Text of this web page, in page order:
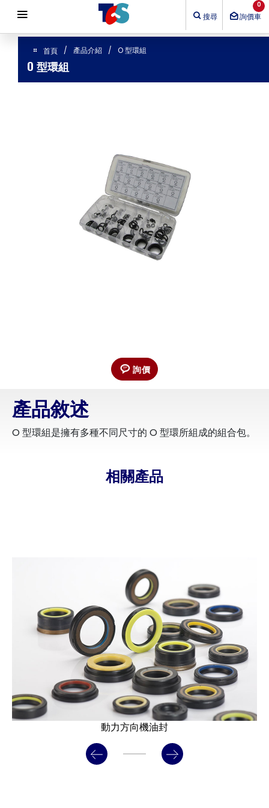
搜尋
0
詢價車
首頁 產品介紹 O 型環組
O 型環組
詢價
產品敘述
O 型環組是擁有多種不同尺寸的 O 型環所組成的組合包。
相關產品
動力方向機油封